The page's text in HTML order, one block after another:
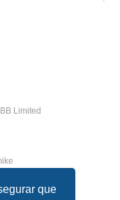
que
Limited